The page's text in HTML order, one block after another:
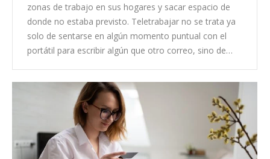
zonas de trabajo en sus hogares y sacar espacio de
donde no estaba previsto. Teletrabajar no se trata ya
solo de sentarse en algún momento puntual con el
portátil para escribir algún que otro correo, sino de…